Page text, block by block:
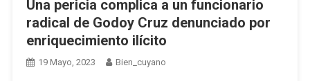
Una pericia complica a un funcionario
radical de Godoy Cruz denunciado por
enriquecimiento ilícito
19 Mayo, 2023 Bien_cuyano